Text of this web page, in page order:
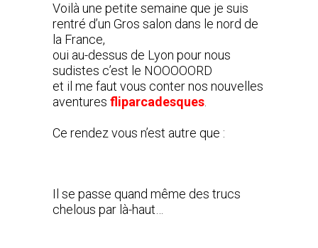
Voilà une petite semaine que je suis
rentré d’un Gros salon dans le nord de
la France,
oui au-dessus de Lyon pour nous
sudistes c’est le NOOOOORD
et il me faut vous conter nos nouvelles
aventures fliparcadesques
Ce rendez vous n’est autre que :
Il se passe quand même des trucs
chelous par là-haut…